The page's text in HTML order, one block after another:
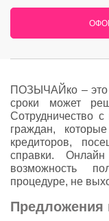
ПОЗЫЧАЙко – это
сроки может
Сотрудничество
граждан,
кредиторов,
справки.
возможность
процедуре, не
Предложения